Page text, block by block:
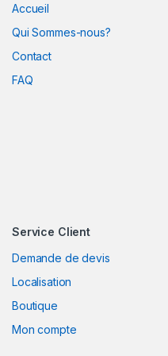
C
Accueil
Qui Sommes-nous?
Contact
FAQ
Service Client
Demande de devis
Localisation
Boutique
Mon compte